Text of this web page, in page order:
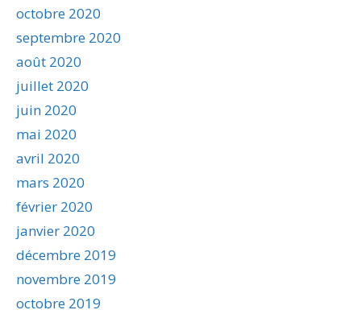
octobre 2020
septembre 2020
août 2020
juillet 2020
juin 2020
mai 2020
avril 2020
mars 2020
février 2020
janvier 2020
décembre 2019
novembre 2019
octobre 2019